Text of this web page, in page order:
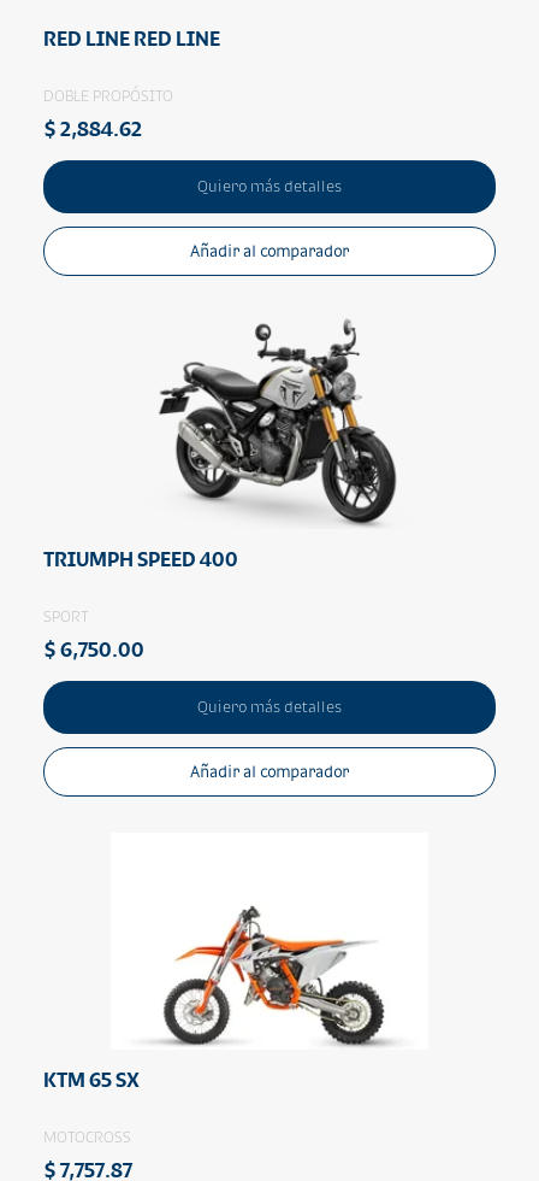
RED LINE RED LINE
DOBLE PROPÓSITO
$ 2,884.62
Quiero más detalles
Añadir al comparador
TRIUMPH SPEED 400
SPORT
$ 6,750.00
Quiero más detalles
Añadir al comparador
KTM 65 SX
MOTOCROSS
$ 7,757.87